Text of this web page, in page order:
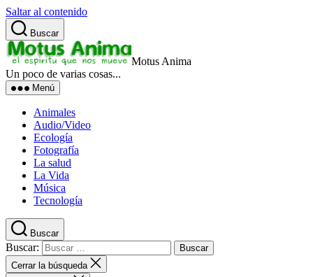
Saltar al contenido
Buscar
Motus Anima
Un poco de varias cosas...
Menú
Animales
Audio/Video
Ecología
Fotografía
La salud
La Vida
Música
Tecnología
Buscar
Buscar:
Cerrar la búsqueda